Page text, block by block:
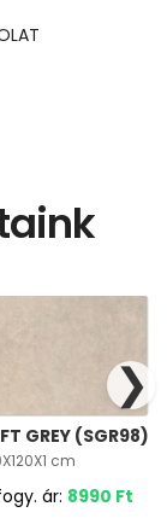
GREY (SGR98)
cm
ár: 8990 Ft
❯